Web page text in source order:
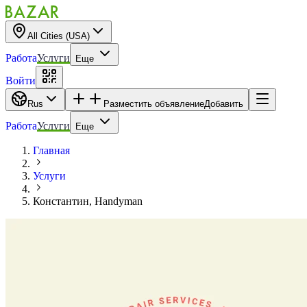
All Cities (USA)
РаботаУслуги Еще
Войти
Rus Разместить объявлениеДобавить
РаботаУслуги Еще
Главная
Услуги
Константин, Handyman